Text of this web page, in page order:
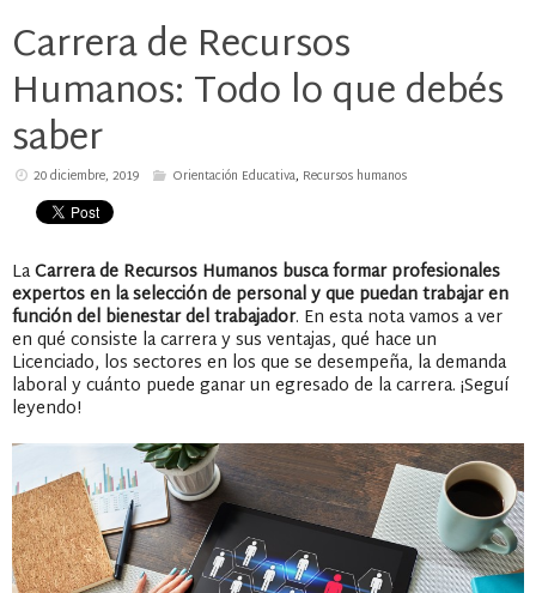
Carrera de Recursos
Humanos: Todo lo que debés
saber
20 diciembre, 2019 Orientación Educativa, Recursos humanos
LaCarrera de Recursos Humanos busca formar profesionales
expertos en la selección de personal y que puedan trabajar en
función del bienestar del trabajador. En esta nota vamos a ver
en qué consiste la carrera y sus ventajas, qué hace un
Licenciado, los sectores en los que se desempeña, la demanda
laboral y cuánto puede ganar un egresado de la carrera. ¡Seguí
leyendo!